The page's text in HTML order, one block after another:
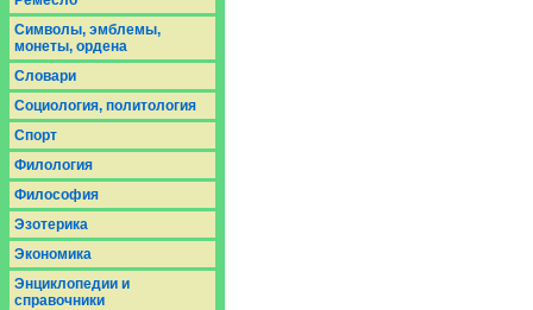
Символы, эмблемы,
монеты, ордена
Словари
Социология, политология
Спорт
Филология
Философия
Эзотерика
Экономика
Энциклопедии и
справочники